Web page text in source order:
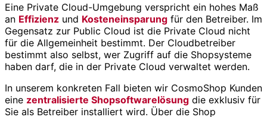
Eine Private Cloud-Umgebung verspricht ein hohes Maß
an Effizienz und Kosteneinsparung für den Betreiber. Im
Gegensatz zur Public Cloud ist die Private Cloud nicht
für die Allgemeinheit bestimmt. Der Cloudbetreiber
bestimmt also selbst, wer Zugriff auf die Shopsysteme
haben darf, die in der Private Cloud verwaltet werden.
In unserem konkreten Fall bieten wir CosmoShop Kunden
eine zentralisierte Shopsoftwarelösung die exklusiv für
Sie als Betreiber installiert wird. Über die Shop